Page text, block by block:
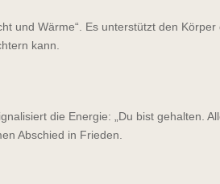
und Wärme“. Es unterstützt den
kann.
die Energie: „Du bist gehalten.
Abschied in Frieden.